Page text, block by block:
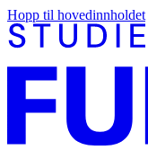
Hopp til hovedinnholdet